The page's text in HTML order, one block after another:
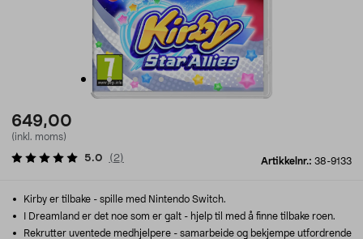
649,00
(inkl. moms)
Artikkelnr.: 38-9133
5.0 ( 2)
Kirby er tilbake - spille med Nintendo Switch.
I Dreamland er det noe som er galt - hjelp til med å finne tilbake roen.
Rekrutter uventede medhjelpere - samarbeide og bekjempe utfordrende